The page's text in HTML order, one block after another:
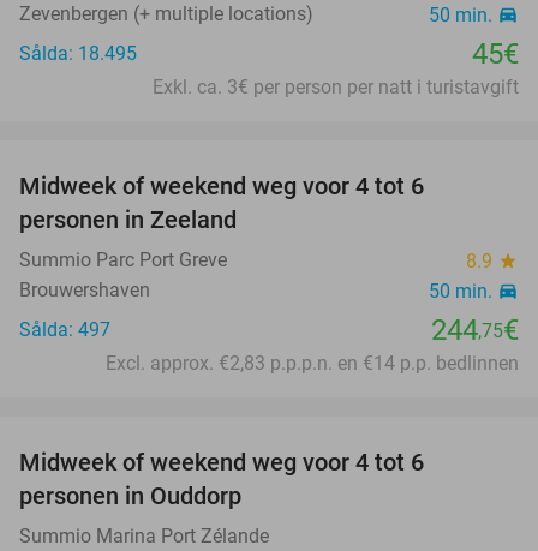
Zevenbergen (+ multiple locations)
50 min. directions_car
Sålda: 18.495 45€
Exkl. ca. 3€ per person per natt i turistavgift
Midweek of weekend weg voor 4 tot 6
personen in Zeeland
Summio Parc Port Greve 8.9 star
Brouwershaven 50 min. directions_car
Sålda: 497 244,75€
Excl. approx. €2,83 p.p.p.n. en €14 p.p. bedlinnen
Midweek of weekend weg voor 4 tot 6
personen in Ouddorp
Summio Marina Port Zélande